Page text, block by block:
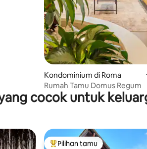
Kondominium di Roma
Rumah Tamu Domus Regum
cocok untuk
Pilihan tamu